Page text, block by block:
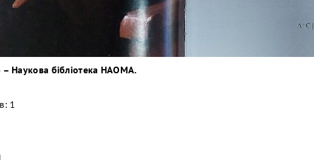
– Наукова бібліотека НАОМА.
1